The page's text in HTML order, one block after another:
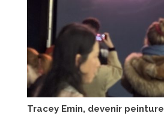
Tracey Emin, devenir peinture